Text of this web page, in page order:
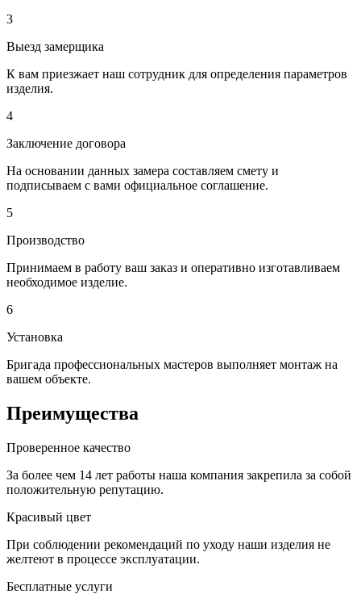
3
Выезд замерщика
К вам приезжает наш сотрудник для определения параметров
изделия.
4
Заключение договора
На основании данных замера составляем смету и
подписываем с вами официальное соглашение.
5
Производство
Принимаем в работу ваш заказ и оперативно изготавливаем
необходимое изделие.
6
Установка
Бригада профессиональных мастеров выполняет монтаж на
вашем объекте.
Преимущества
Проверенное качество
За более чем 14 лет работы наша компания закрепила за собой
положительную репутацию.
Красивый цвет
При соблюдении рекомендаций по уходу наши изделия не
желтеют в процессе эксплуатации.
Бесплатные услуги